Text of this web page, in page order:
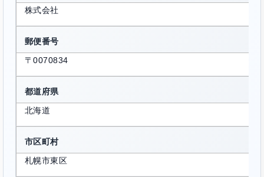
株式会社
郵便番号
〒0070834
都道府県
北海道
市区町村
札幌市東区